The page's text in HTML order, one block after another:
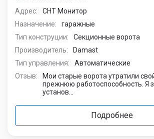
Адрес:
СНТ Монитор
Назначение:
гаражные
Тип конструции:
Секционные ворота
Производитель:
Damast
Тип управления:
Автоматические
Отзыв:
Мои старые ворота утратили
прежнюю работоспособность. Я
установ...
Подробнее